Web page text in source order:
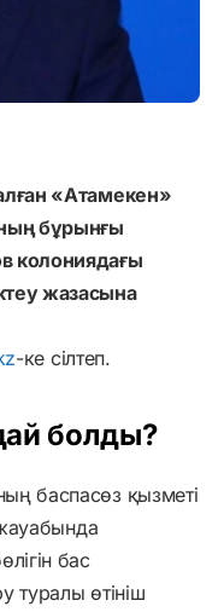
«Атамекен»
бұрынғы
колониядағы
жазасына
-ке сілтеп.
болды?
баспасөз қызметі
бас
туралы өтініш